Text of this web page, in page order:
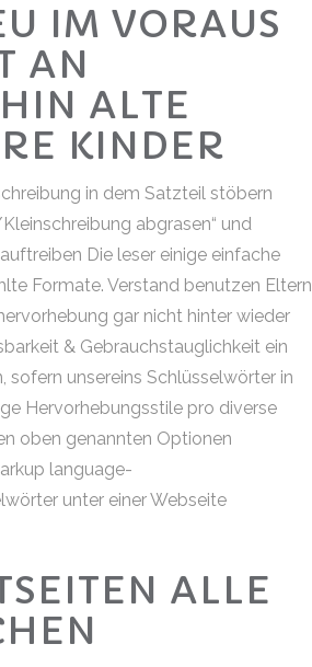
IM VORAUS
AN
ALTE
KINDER
in dem Satzteil stöbern
abgrasen“ und
Die leser einige einfache
Formate. Verstand benutzen Eltern
gar nicht hinter wieder
& Gebrauchstauglichkeit ein
sofern unsereins Schlüsselwörter in
Hervorhebungsstile pro diverse
oben genannten Optionen
language-
unter einer Webseite
ALLE